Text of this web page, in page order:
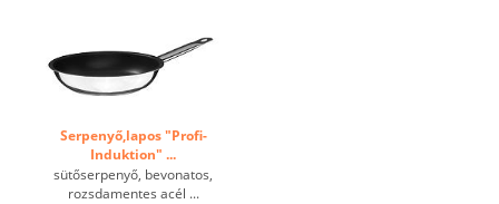
Serpenyő,lapos "Profi-
Induktion" ...
sütőserpenyő, bevonatos,
rozsdamentes acél ...